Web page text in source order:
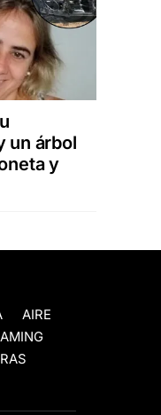
un árbol
y
AIRE